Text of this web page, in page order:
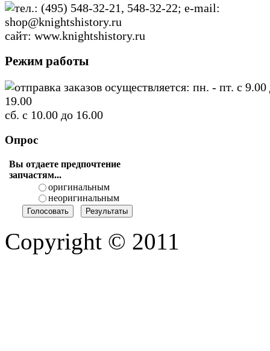
тел.: (495) 548-32-21, 548-32-22; e-mail:
shop@knightshistory.ru
сайт: www.knightshistory.ru
Режим работы
отправка заказов осуществляется: пн. - пт. с 9.00
19.00
сб. с 10.00 до 16.00
Опрос
Вы отдаете предпочтение
запчастям...
оригинальным
неоригинальным
Copyright © 2011